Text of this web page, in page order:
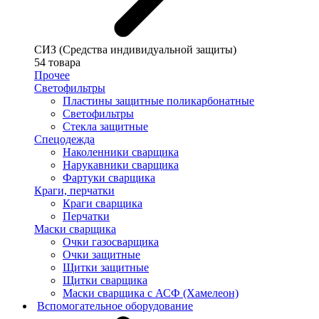
СИЗ (Средства индивидуальной защиты)
54 товара
Прочее
Светофильтры
Пластины защитные поликарбонатные
Светофильтры
Стекла защитные
Спецодежда
Наколенники сварщика
Нарукавники сварщика
Фартуки сварщика
Краги, перчатки
Краги сварщика
Перчатки
Маски сварщика
Очки газосварщика
Очки защитные
Щитки защитные
Щитки сварщика
Маски сварщика с АСФ (Хамелеон)
Вспомогательное оборудование